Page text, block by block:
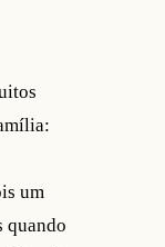
um
quando